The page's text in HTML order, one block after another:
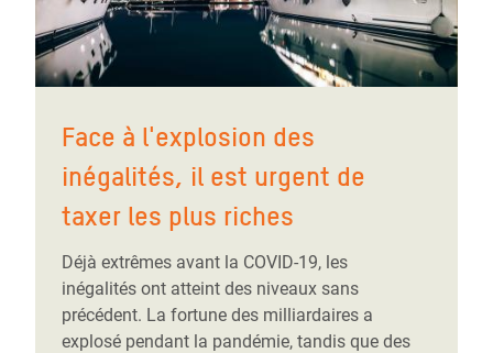
Face à l'explosion des
inégalités, il est urgent de
taxer les plus riches
Déjà extrêmes avant la COVID-19, les
inégalités ont atteint des niveaux sans
précédent. La fortune des milliardaires a
explosé pendant la pandémie, tandis que des